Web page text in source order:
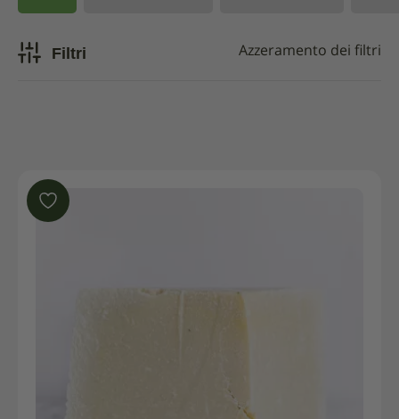
Filtri Azzeramento dei filtri